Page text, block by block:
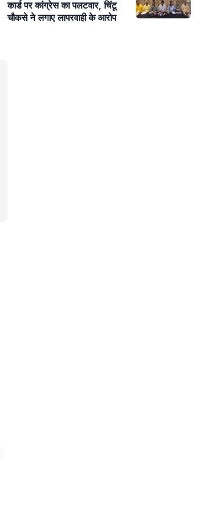
कार्ड पर कांग्रेस का पलटवार, चिंटू
चौकसे ने लगाए लापरवाही के आरोप